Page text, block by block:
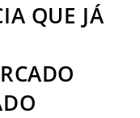
QUE JÁ